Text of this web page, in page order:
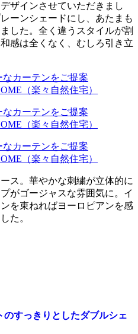
ザインさせていただきまし
ーンシェードにし、あたまも
した。全く違うスタイルが割
感は全くなく、むしろ引き立
ス。華やかな刺繍が立体的に
がゴージャスな雰囲気に。イ
を束ねればヨーロピアンを感
た。
のすっきりとしたダブルシェ